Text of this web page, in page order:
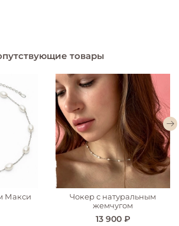
товары
Макси
Чокер с натуральным
жемчугом
13 900 ₽